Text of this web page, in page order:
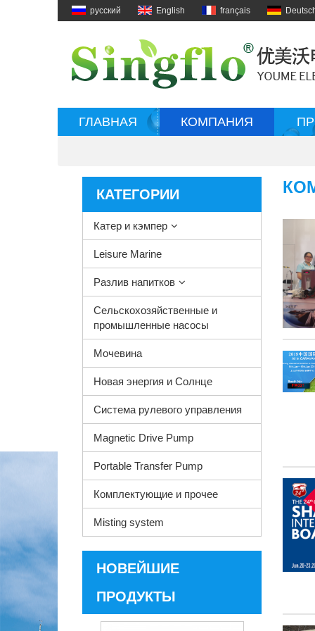
русский English français
ГЛАВНАЯ КОМПАНИЯ
КАТЕГОРИИ
Катер и кэмпер
Leisure Marine
Разлив напитков
Сельскохозяйственные и
промышленные насосы
Мочевина
Новая энергия и Солнце
Система рулевого управления
Magnetic Drive Pump
Portable Transfer Pump
Комплектующие и прочее
Misting system
НОВЕЙШИЕ
ПРОДУКТЫ